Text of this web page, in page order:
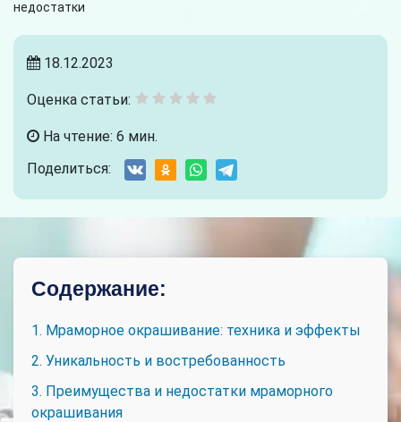
недостатки
18.12.2023
Оценка статьи:
На чтение: 6 мин.
Поделиться:
Содержание:
1. Мраморное окрашивание: техника и эффекты
2. Уникальность и востребованность
3. Преимущества и недостатки мраморного
окрашивания